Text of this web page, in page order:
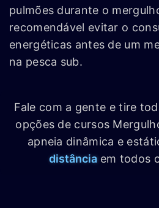
pulmões durante o
recomendável evitar o
energéticas antes de um
na pesca sub.
Fale com a gente e tire
opções de cursos
apneia dinâmica e
distânciaem todos